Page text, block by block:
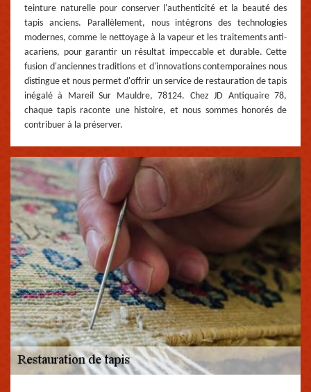
teinture naturelle pour conserver l'authenticité et la beauté des
tapis anciens. Parallèlement, nous intégrons des technologies
modernes, comme le nettoyage à la vapeur et les traitements anti-
acariens, pour garantir un résultat impeccable et durable. Cette
fusion d'anciennes traditions et d'innovations contemporaines nous
distingue et nous permet d'offrir un service de restauration de tapis
inégalé à Mareil Sur Mauldre, 78124. Chez JD Antiquaire 78,
chaque tapis raconte une histoire, et nous sommes honorés de
contribuer à la préserver.